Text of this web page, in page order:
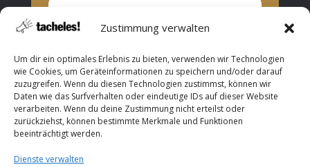
Zustimmung verwalten
Um dir ein optimales Erlebnis zu bieten, verwenden wir Technologien
wie Cookies, um Geräteinformationen zu speichern und/oder darauf
zuzugreifen. Wenn du diesen Technologien zustimmst, können wir
Daten wie das Surfverhalten oder eindeutige IDs auf dieser Website
verarbeiten. Wenn du deine Zustimmung nicht erteilst oder
zurückziehst, können bestimmte Merkmale und Funktionen
beeinträchtigt werden.
Dienste verwalten
Privat
Presse
Abonnieren